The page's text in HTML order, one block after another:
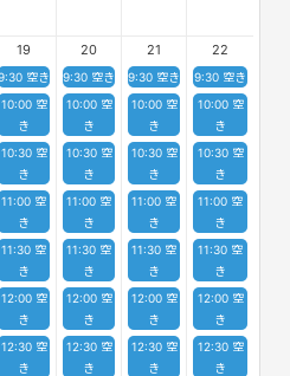
19
空き
10:00 空
き
10:30 空
き
11:00 空
き
11:30 空
き
12:00 空
き
12:30 空
き
20
9:30 空き
10:00 空
き
10:30 空
き
11:00 空
き
11:30 空
き
12:00 空
き
12:30 空
き
21
9:30 空き
10:00 空
き
10:30 空
き
11:00 空
き
11:30 空
き
12:00 空
き
12:30 空
き
22
9:30 空き
10:00 空
き
10:30 空
き
11:00 空
き
11:30 空
き
12:00 空
き
12:30 空
き